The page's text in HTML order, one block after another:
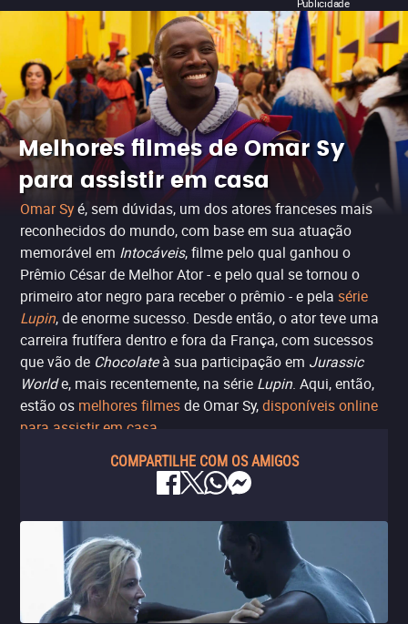
Publicidade
Melhores filmes de Omar Sy
para assistir em casa
Omar Syé, sem dúvidas, um dos atores franceses mais
reconhecidos do mundo, com base em sua atuação
memorável em Intocáveis, filme pelo qual ganhou o
Prêmio César de Melhor Ator - e pelo qual se tornou o
primeiro ator negro para receber o prêmio - e pela série
Lupin, de enorme sucesso. Desde então, o ator teve uma
carreira frutífera dentro e fora da França, com sucessos
que vão de Chocolateà sua participação em Jurassic
Worlde, mais recentemente, na série Lupin. Aqui, então,
estão os melhores filmesde Omar Sy,disponíveis online
para assistir em casa
COMPARTILHE COM OS AMIGOS